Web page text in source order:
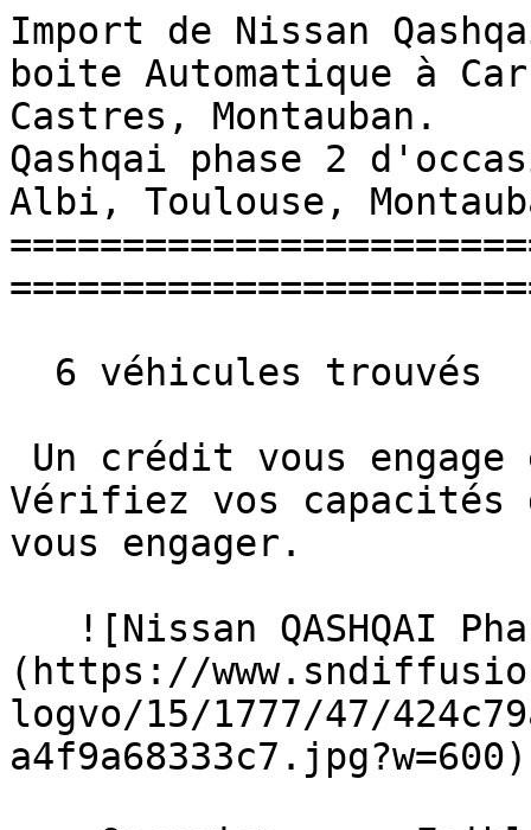
Import de Nissan
boite Automatique à
Castres, Montauban.
Qashqai phase 2
Albi, Toulouse,
Vérifiez vos capacités
vous engager.
(https://
logvo/15/1777/47/